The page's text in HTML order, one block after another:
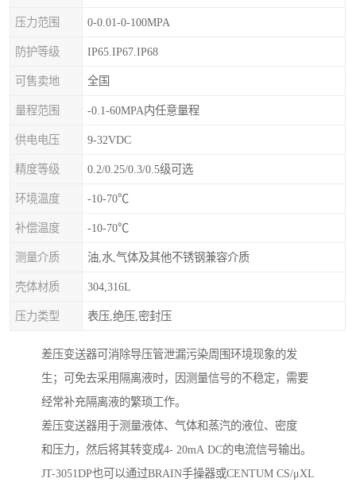
压力范围 0-0.01-0-100MPA
防护等级 IP65.IP67.IP68
可售卖地 全国
量程范围 -0.1-60MPA内任意量程
供电电压 9-32VDC
精度等级 0.2/0.25/0.3/0.5级可选
环境温度 -10-70℃
补偿温度 -10-70℃
测量介质 油,水,气体及其他不锈钢兼容介质
壳体材质 304,316L
压力类型 表压,绝压,密封压
差压变送器可消除导压管泄漏污染周围环境现象的发
生；可免去采用隔离液时，因测量信号的不稳定，需要
经常补充隔离液的繁琐工作。
差压变送器用于测量液体、气体和蒸汽的液位、密度
和压力，然后将其转变成4- 20mA DC的电流信号输出。
JT-3051DP也可以通过BRAIN手操器或CENTUM CS/μXL